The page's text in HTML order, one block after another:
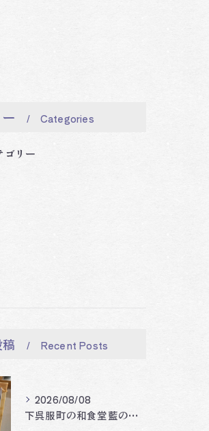
Categories
ゴリー
Recent Posts
2026/08/08
下呉服町の和食堂藍の天彩です。